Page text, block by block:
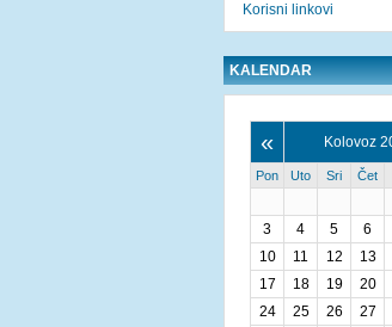
Korisni linkovi
KALENDAR
« Kolovoz
Pon Uto Sri Čet
3
4 5 6
10
11 12 13
17
18 19 20
24
25 26 27